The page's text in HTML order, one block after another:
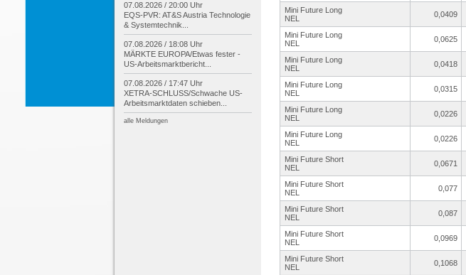
Mini Future Long
NEL
0,0409
Mini Future Long
NEL
0,0625
Mini Future Long
NEL
0,0418
Mini Future Long
NEL
0,0315
Mini Future Long
NEL
0,0226
Mini Future Long
NEL
0,0226
Mini Future Short
NEL
0,0671
Mini Future Short
NEL
0,077
Mini Future Short
NEL
0,087
Mini Future Short
NEL
0,0969
Mini Future Short
NEL
0,1068
07.08.2026 / 20:00 Uhr
EQS-PVR: AT&S Austria Technologie
& Systemtechnik...
07.08.2026 / 18:08 Uhr
MÄRKTE EUROPA/Etwas fester -
US-Arbeitsmarktbericht...
07.08.2026 / 17:47 Uhr
XETRA-SCHLUSS/Schwache US-
Arbeitsmarktdaten schieben...
alle Meldungen